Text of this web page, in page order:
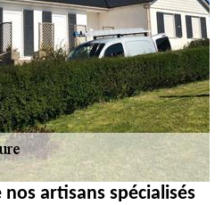
artisans spécialisés